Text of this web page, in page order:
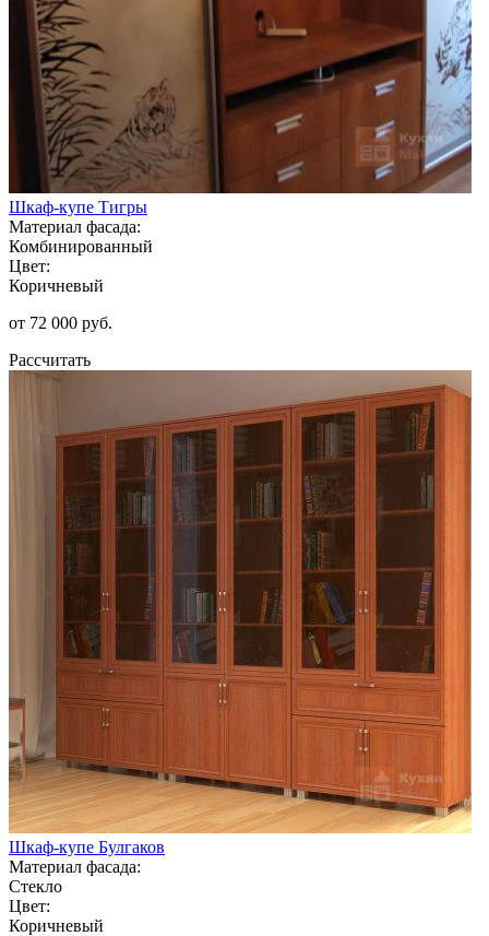
Шкаф-купе Тигры
Материал фасада:
Комбинированный
Цвет:
Коричневый
от 72 000 руб.
Рассчитать
Шкаф-купе Булгаков
Материал фасада:
Стекло
Цвет:
Коричневый